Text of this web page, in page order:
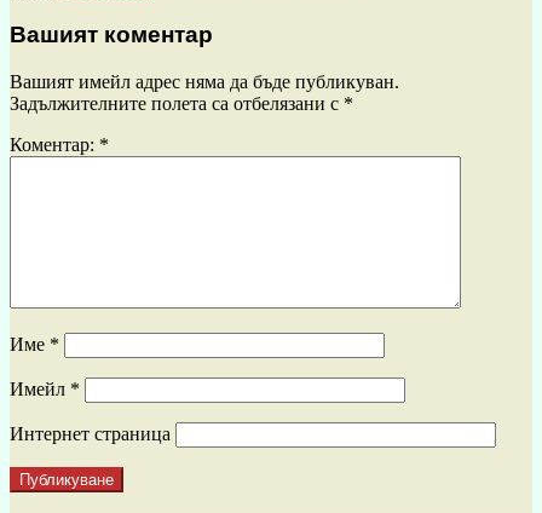
Вашият коментар
Вашият имейл адрес няма да бъде публикуван.
Задължителните полета са отбелязани с *
Коментар: *
Име *
Имейл *
Интернет страница